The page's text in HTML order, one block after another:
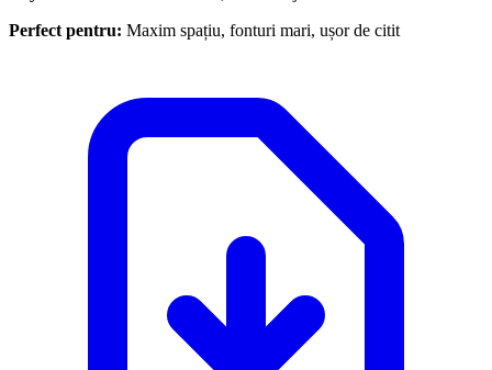
Perfect pentru: Maxim spațiu, fonturi mari, ușor de citit